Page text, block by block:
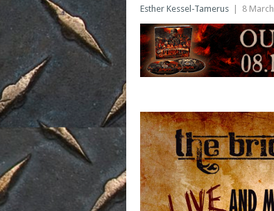
Esther Kessel-Tamerus 8